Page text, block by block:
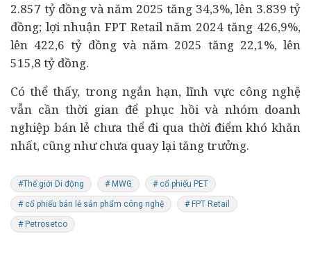
2.857 tỷ đồng và năm 2025 tăng 34,3%, lên 3.839 tỷ
đồng; lợi nhuận FPT Retail năm 2024 tăng 426,9%,
lên 422,6 tỷ đồng và năm 2025 tăng 22,1%, lên
515,8 tỷ đồng.
Có thể thấy, trong ngắn hạn, lĩnh vực công nghệ
vẫn cần thời gian để phục hồi và nhóm doanh
nghiệp bán lẻ chưa thể đi qua thời điểm khó khăn
nhất, cũng như chưa quay lại tăng trưởng.
#Thế giới Di động # MWG # cổ phiếu PET
# cổ phiếu bán lẻ sản phẩm công nghệ # FPT Retail
# Petrosetco